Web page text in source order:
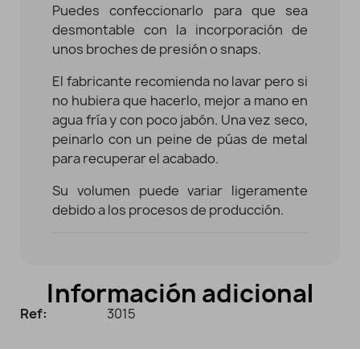
Puedes confeccionarlo para que sea
desmontable con la incorporación de
unos broches de presión o snaps.
El fabricante recomienda no lavar pero si
no hubiera que hacerlo, mejor a mano en
agua fría y con poco jabón. Una vez seco,
peinarlo con un peine de púas de metal
para recuperar el acabado.
Su volumen puede variar ligeramente
debido a los procesos de producción.
Información adicional
Ref: 3015